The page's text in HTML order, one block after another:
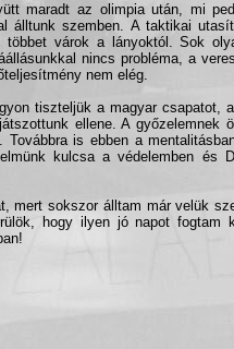
maradt az olimpia után, mi
álltunk szemben. A taktikai
többet várok a lányoktól. Sok
nincs probléma, a
nem elég.
tiszteljük a magyar csapatot,
ellene. A győzelemnek
is ebben a
kulcsa a védelemben és
mert sokszor álltam már velük
hogy ilyen jó napot fogtam